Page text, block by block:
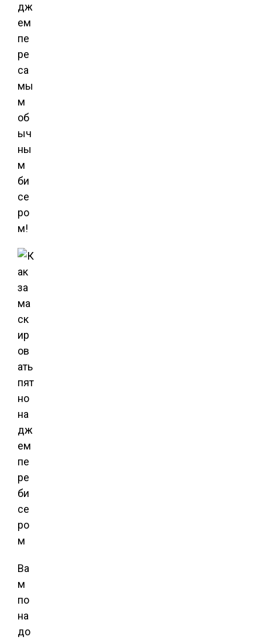
дж
ем
пе
ре
са
мы
м
об
ыч
ны
м
би
се
ро
м!
Ва
м
по
на
до